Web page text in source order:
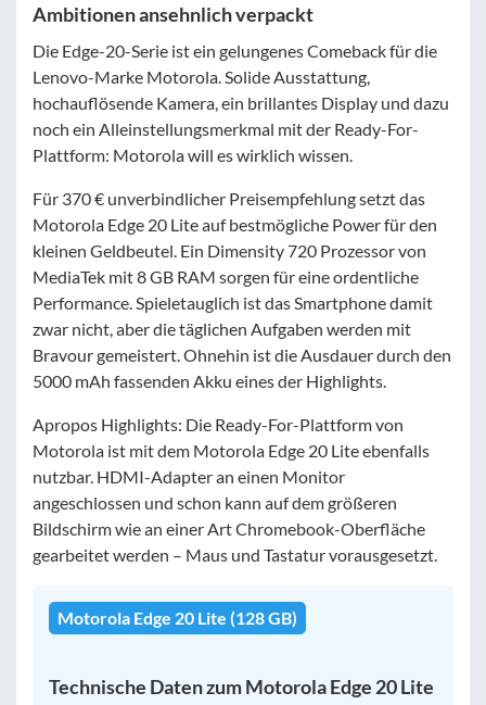
Ambitionen ansehnlich verpackt
Die Edge-20-Serie ist ein gelungenes Comeback für die
Lenovo-Marke Motorola. Solide Ausstattung,
hochauflösende Kamera, ein brillantes Display und dazu
noch ein Alleinstellungsmerkmal mit der Ready-For-
Plattform: Motorola will es wirklich wissen.
Für 370 € unverbindlicher Preisempfehlung setzt das
Motorola Edge 20 Lite auf bestmögliche Power für den
kleinen Geldbeutel. Ein Dimensity 720 Prozessor von
MediaTek mit 8 GB RAM sorgen für eine ordentliche
Performance. Spieletauglich ist das Smartphone damit
zwar nicht, aber die täglichen Aufgaben werden mit
Bravour gemeistert. Ohnehin ist die Ausdauer durch den
5000 mAh fassenden Akku eines der Highlights.
Apropos Highlights: Die Ready-For-Plattform von
Motorola ist mit dem Motorola Edge 20 Lite ebenfalls
nutzbar. HDMI-Adapter an einen Monitor
angeschlossen und schon kann auf dem größeren
Bildschirm wie an einer Art Chromebook-Oberfläche
gearbeitet werden – Maus und Tastatur vorausgesetzt.
Motorola Edge 20 Lite (128 GB)
Technische Daten zum Motorola Edge 20 Lite